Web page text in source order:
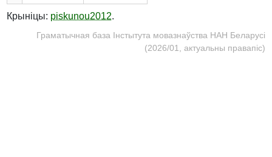
Крыніцы: piskunou2012.
Граматычная база Інстытута мовазнаўства НАН Беларусі
(2026/01, актуальны правапіс)